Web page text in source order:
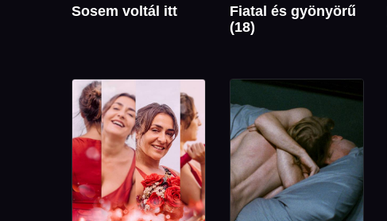
Sosem voltál itt
Fiatal és gyönyörű
(18)